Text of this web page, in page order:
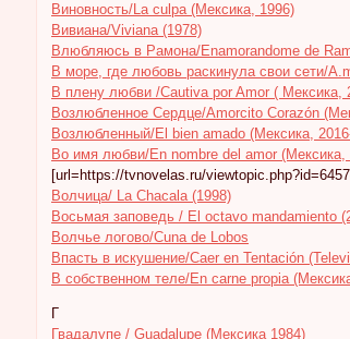
Виновность/La culpa (Мексика, 1996)
Вивиана/Viviana (1978)
Влюбляюсь в Рамона/Enamorandome de
В море, где любовь раскинула свои сети/
В плену любви /Cautiva por Amor ( Мексика,
Возлюбленное Сердце/Amorcito Corazón
Возлюбленный/El bien amado (Мексика,
Во имя любви/En nombre del amor (Мексика,
[url=https://tvnovelas.ru/
Волчица/ La Chacala (1998)
Восьмая заповедь / El octavo mandamiento
Волчье логово/Cuna de Lobos
Впасть в искушение/Caer en Tentación
В собственном теле/En carne propia
Г
Гвадалупе / Guadalupe (Мексика 1984)